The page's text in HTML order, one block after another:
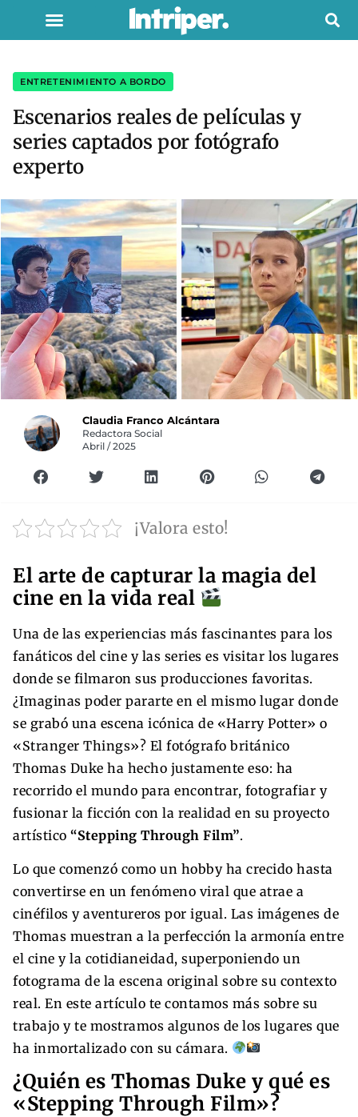
ENTRETENIMIENTO A BORDO
Escenarios reales de películas y
series captados por fotógrafo
experto
Claudia Franco Alcántara
Redactora Social
Abril / 2025
¡Valora esto!
El arte de capturar la magia del
cine en la vida real
Una de las experiencias más fascinantes para los
fanáticos del cine y las series es visitar los lugares
donde se filmaron sus producciones favoritas.
¿Imaginas poder pararte en el mismo lugar donde
se grabó una escena icónica de «Harry Potter» o
«Stranger Things»? El fotógrafo británico
Thomas Duke ha hecho justamente eso: ha
recorrido el mundo para encontrar, fotografiar y
fusionar la ficción con la realidad en su proyecto
artístico “Stepping Through Film”.
Lo que comenzó como un hobby ha crecido hasta
convertirse en un fenómeno viral que atrae a
cinéfilos y aventureros por igual. Las imágenes de
Thomas muestran a la perfección la armonía entre
el cine y la cotidianeidad, superponiendo un
fotograma de la escena original sobre su contexto
real. En este artículo te contamos más sobre su
trabajo y te mostramos algunos de los lugares que
ha inmortalizado con su cámara.
¿Quién es Thomas Duke y qué es
«Stepping Through Film»?